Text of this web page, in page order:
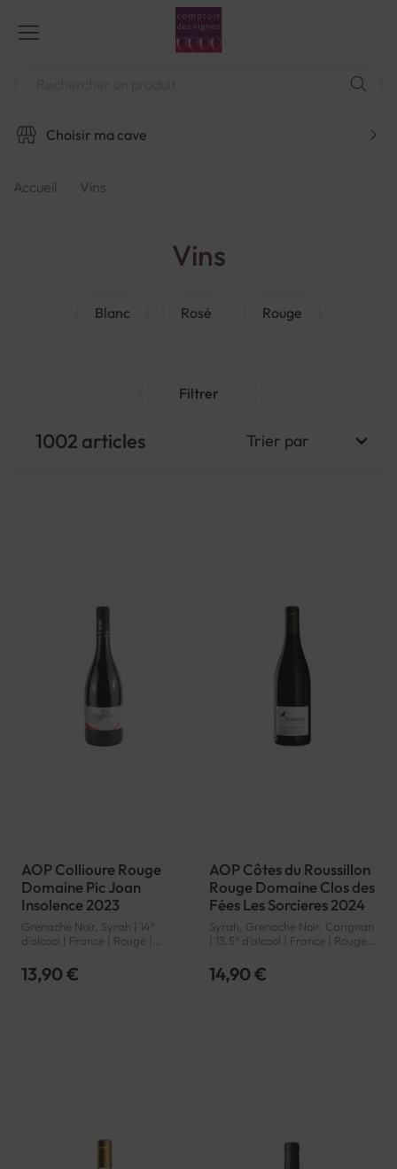
contenu
Choisir ma cave
Accueil Vins
Vins
Blanc Rosé Rouge
1002 articles
AOP Collioure Rouge
Domaine Pic Joan
Insolence 2023
Grenache Noir, Syrah | 14°
d'alcool | France | Rouge |
Collioure | AOP
13,90 €
AOP Côtes du Roussillon
Rouge Domaine Clos des
Fées Les Sorcieres 2024
Syrah, Grenache Noir, Carignan
| 13.5° d'alcool | France | Rouge |
du Roussillon | AOP
14,90 €
Filtrer